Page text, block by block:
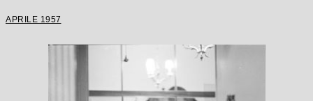
APRILE 1957